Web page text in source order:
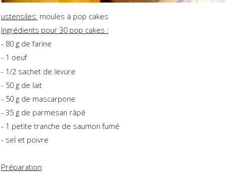
ustensiles: moules à pop cakes
Ingrédients pour 30 pop cakes :
- 80 g de farine
- 1 oeuf
- 1/2 sachet de levure
- 50 g de lait
- 50 g de mascarpone
- 35 g de parmesan râpé
- 1 petite tranche de saumon fumé
- sel et poivre
Préparation: